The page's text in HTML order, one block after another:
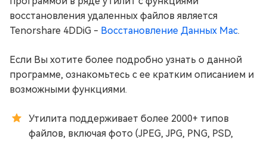
восстановления удаленных файлов является
Tenorshare 4DDiG - Восстановление Данных Mac.
Если Вы хотите более подробно узнать о данной
программе, ознакомьтесь с ее кратким описанием и
возможными функциями.
Утилита поддерживает более 2000+ типов
файлов, включая фото (JPEG, JPG, PNG, PSD,